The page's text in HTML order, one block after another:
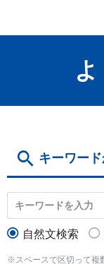
キーワー
自然文検索
※スペースで区切って複